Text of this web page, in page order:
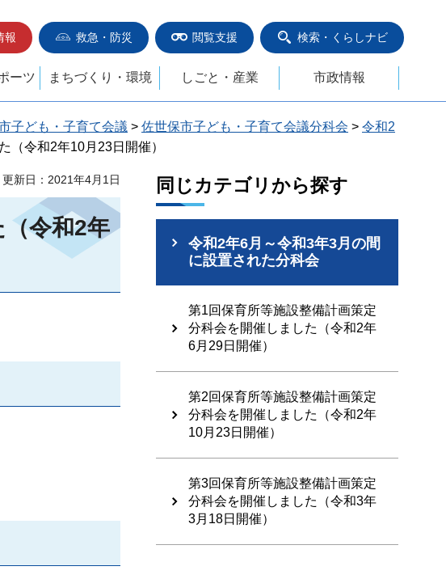
報
救急・防災 閲覧支援 検索・くらしナビ
ーツ まちづくり・環境 しごと・産業 市政情報
子ども・子育て会議 > 佐世保市子ども・子育て会議分科会 > 令和2
（令和2年10月23日開催）
更新日：2021年4月1日
令和2年
同じカテゴリから探す
令和2年6月～令和3年3月の間
に設置された分科会
第1回保育所等施設整備計画策定
分科会を開催しました（令和2年
6月29日開催）
第2回保育所等施設整備計画策定
分科会を開催しました（令和2年
10月23日開催）
第3回保育所等施設整備計画策定
分科会を開催しました（令和3年
3月18日開催）